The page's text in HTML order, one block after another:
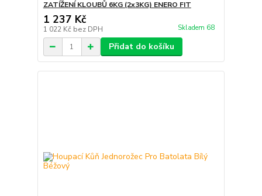
ZATÍŽENÍ KLOUBŮ 6KG (2x3KG) ENERO FIT
1 237 Kč
1 022 Kč bez DPH Skladem 68
Přidat do košíku